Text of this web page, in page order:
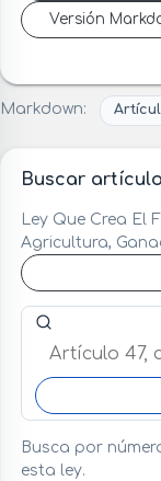
Versión
Markdown:
Buscar
Ley Que Crea El
Agricultura,
Buscar
Busca por
esta ley.